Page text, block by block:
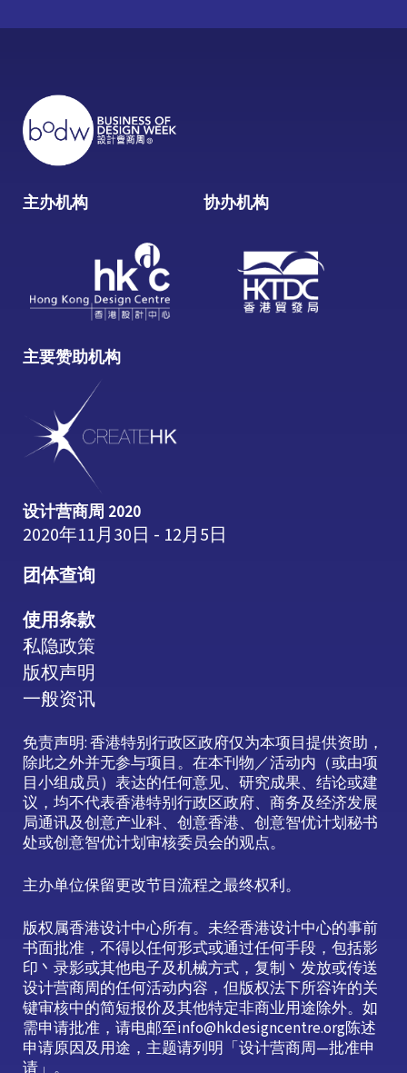
主办机构 协办机构
主要赞助机构
设计营商周 2020
2020年11月30日 - 12月5日
团体查询
使用条款
私隐政策
版权声明
一般资讯
免责声明: 香港特别行政区政府仅为本项目提供资助，
除此之外并无参与项目。在本刊物／活动内（或由项
目小组成员）表达的任何意见、研究成果、结论或建
议，均不代表香港特别行政区政府、商务及经济发展
局通讯及创意产业科、创意香港、创意智优计划秘书
处或创意智优计划审核委员会的观点。
主办单位保留更改节目流程之最终权利。
版权属香港设计中心所有。未经香港设计中心的事前
书面批准，不得以任何形式或通过任何手段，包括影
印丶录影或其他电子及机械方式，复制丶发放或传送
设计营商周的任何活动内容，但版权法下所容许的关
键审核中的简短报价及其他特定非商业用途除外。如
需申请批准，请电邮至info@hkdesigncentre.org陈述
申请原因及用途，主题请列明「设计营商周—批准申